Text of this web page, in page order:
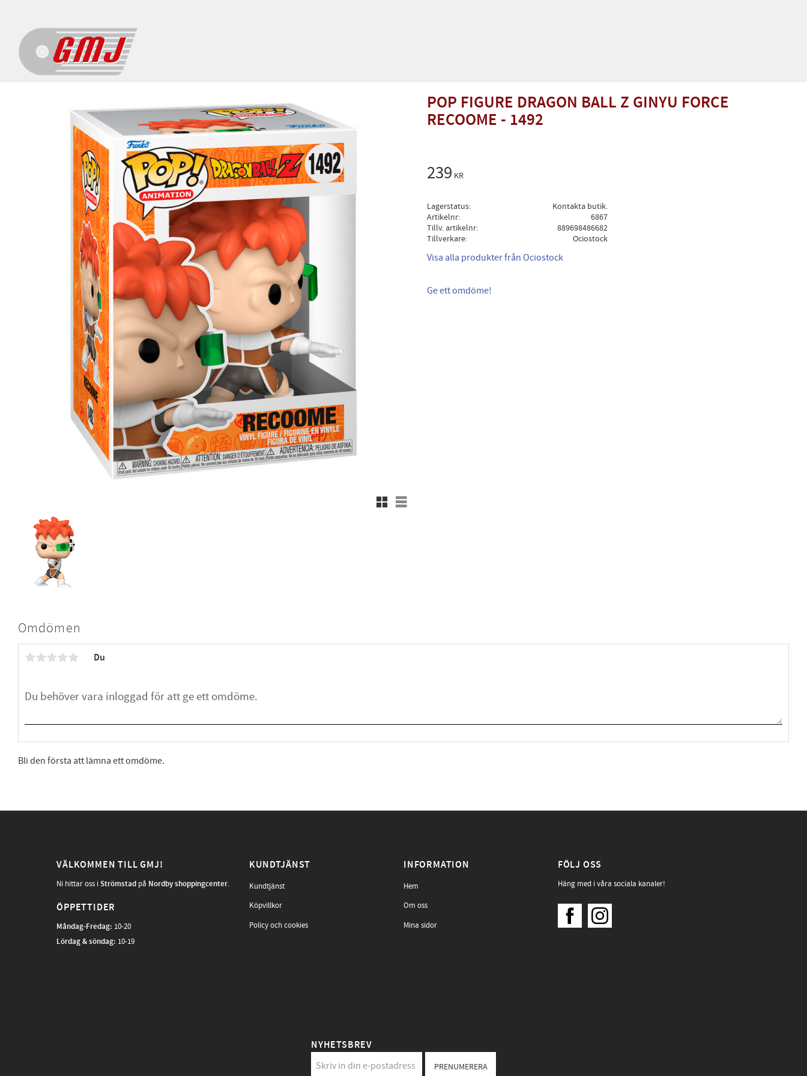
POP FIGURE DRAGON BALL Z GINYU FORCE
RECOOME - 1492
Rutnätsvy
Listvy
239 KR
Lagerstatus
Kontakta butik.
Artikelnr
6867
Tillv. artikelnr
889698486682
Tillverkare
Ociostock
Visa alla produkter från Ociostock
Ge ett omdöme!
Omdömen
Du
Bli den första att lämna ett omdöme.
VÄLKOMMEN TILL GMJ!
Ni hittar oss iStrömstad på Nordby shoppingcenter.
ÖPPETTIDER
Måndag-Fredag: 10-20
Lördag & söndag: 10-19
KUNDTJÄNST
Kundtjänst
Köpvillkor
Policy och cookies
INFORMATION
Hem
Om oss
Mina sidor
FÖLJ OSS
Häng med i våra sociala kanaler!
NYHETSBREV
PRENUMERERA